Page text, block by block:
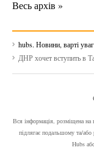
Весь архів »
hubs. Новини, варті
ДНР хочет вступить в
Вся інформація, розміщена на
підлягає подальшому та/
Hubs